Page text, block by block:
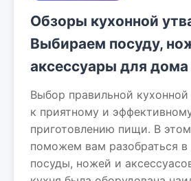
Обзоры кухонной
Выбираем посуду,
аксессуары для дома
Выбор правильной
к приятному и
приготовлению пищи. В
поможем вам разобраться в
посуды, ножей и